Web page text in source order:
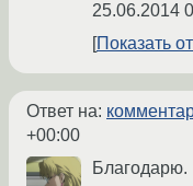
25.06.2014
Показать
Ответ на:
+00:00
Благодарю.